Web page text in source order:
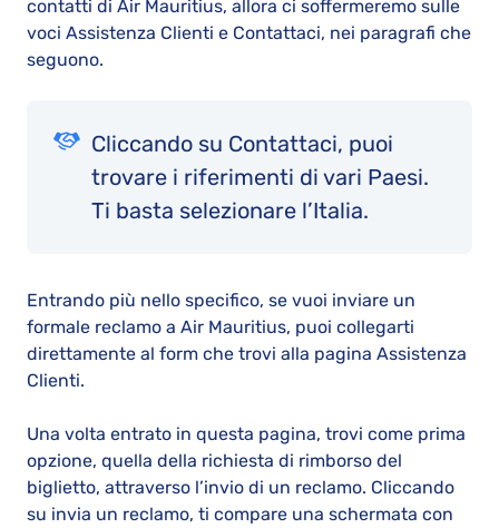
contatti di Air Mauritius, allora ci soffermeremo sulle
voci Assistenza Clienti e Contattaci, nei paragrafi che
seguono.
Cliccando su Contattaci, puoi
trovare i riferimenti di vari Paesi.
Ti basta selezionare l’Italia.
Entrando più nello specifico, se vuoi inviare un
formale reclamo a Air Mauritius, puoi collegarti
direttamente al form che trovi alla pagina Assistenza
Clienti.
Una volta entrato in questa pagina, trovi come prima
opzione, quella della richiesta di rimborso del
biglietto, attraverso l’invio di un reclamo. Cliccando
su invia un reclamo, ti compare una schermata con